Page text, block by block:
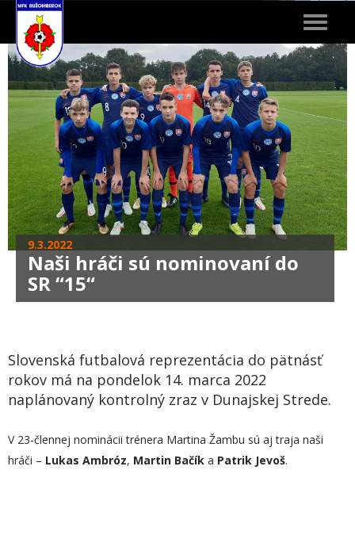
Toggle
9.3.2022
Naši hráči sú nominovaní do
SR “15“
Slovenská futbalová reprezentácia do pätnásť
rokov má na pondelok 14. marca 2022
naplánovaný kontrolný zraz v Dunajskej Strede.
V 23-člennej nominácii trénera Martina Žambu sú aj traja naši
hráči – Lukas Ambróz, Martin Bačík a Patrik Jevoš.